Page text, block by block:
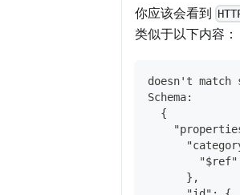
你应该会看到
类似于以下内容：
doesn't match
Schema:
  {
      },